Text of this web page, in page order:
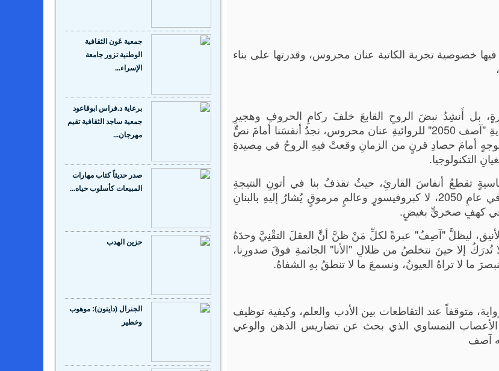
خصوصية تجربة الكاتبة عنان محروس، وقدرتها على بناء
بل أَنشِدُ نبضَ الروحِ القابعَ خلفَ ركامِ الحروفِ وهجيرِ
الكلماتِ؛ أُفتّشُ عن نايٍ مهجورٍ في أروقةِ النصِّ... وفي روايةِ "آصف 2050" للروائيةِ عنان محروس، نجدُ أنفسَنا أمامَ نصٍّ
لوجهٍ أمامَ حصادِ قرنٍ من الزمانِ وقعتْ فيهِ الروحُ في مِصيدةِ
التكنولوجيا.
تقطعُ أنفاسَ القارئِ، حيثُ تقذفُ بنا في أتونِ النتيجةِ
الصارخةِ قبلَ أنْ تكشفَ لنا ستارَ المقدماتِ! نرى "آصف" في عامِ 2050، لا كبروفيسورٍ وعالمٍ مرموقٍ يُشارُ إليهِ بالبنانِ
في كهفٍ صخريٍّ بغيضٍ.
ليظلَّ "آصِفُ" عبرةً لكلِّ مَنْ ظنَّ أنَّ العقلَ التقْنِيَّ وحدَهُ
إلا حينَ نتخلصُ من ظلالِ "الأنا" الجاثمةِ فوقَ صدورِنا،
ما لا تراهُ العيونُ، ونسمعَ ما لا تنطقُ بهِ الشفاهُ.
متوقفاً عند التقاطعات بين الأدب والعلم، وكيفية توظيف
الأعصاب النمساوي الذي بحث عن تضاريس الذهن والوعي
آصف
جمعية عَون الثقافية
الوطنية تزور جامعة
الإسراء...
برعاية د.فراس ابوقاعود
جمعية ساجد الثقافية تقيم
مهرجان...
صدر حديثاً كتاب مهارات
المبيعات كأسلوب حياه...
حزين الهدب
الجنرال (دايتون): موهوب
وخطير